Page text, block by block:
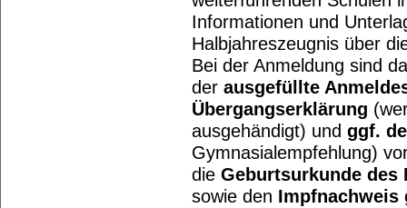
Informationen und
Halbjahreszeugnis über
Bei der Anmeldung sind
der ausgefüllte
Übergangserklärung
ausgehändigt) und ggf.
Gymnasialempfehlung)
die Geburtsurkunde des
sowie den Impfnachweis